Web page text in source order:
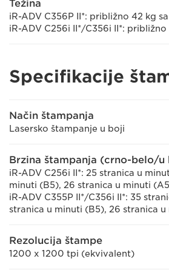
Težina
iR-ADV C356P II*: približno 42 kg
iR-ADV C256i II*/C356i II*:
Specifikacije
Način štampanja
Lasersko štampanje u boji
Brzina štampanja (crno-belo/u
iR-ADV C256i II*: 25 stranica u
minuti (B5), 26 stranica u minuti
iR-ADV C355P II*/C356i II*: 35
stranica u minuti (B5), 26 stranica
Rezolucija štampe
1200 x 1200 tpi (ekvivalent)